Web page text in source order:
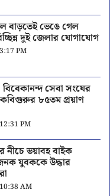
বাড়তেই ভেঙে গেল
দুই জেলার যোগাযোগ
PM
বিবেকানন্দ সেবা সংঘের
৮৫তম প্রয়াণ
PM
নীচে ভয়াবহ বাইক
যুবককে উদ্ধার
AM